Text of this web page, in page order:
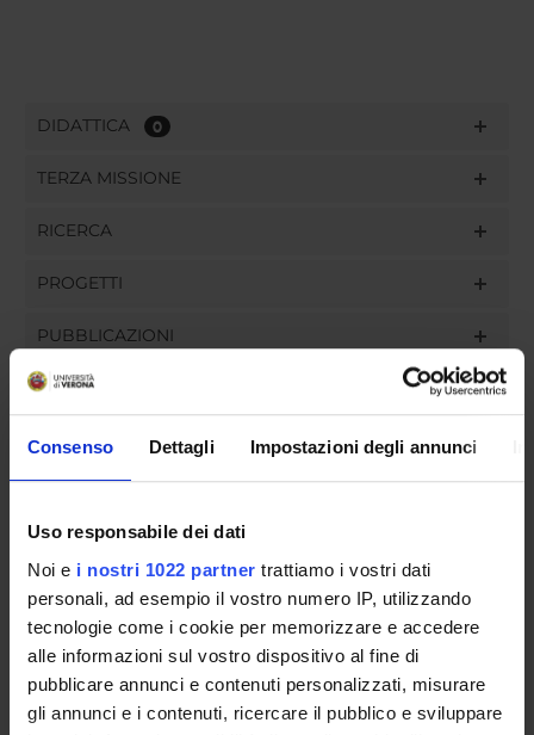
Consenso Dettagli Impostazioni degli annunci
Uso responsabile dei dati
Noi e i nostri 1022 partner trattiamo i vostri dati
personali, ad esempio il vostro numero IP, utilizzando
tecnologie come i cookie per memorizzare e accedere
alle informazioni sul vostro dispositivo al fine di
pubblicare annunci e contenuti personalizzati, misurare
gli annunci e i contenuti, ricercare il pubblico e sviluppare
DIDATTICA 0
TERZA MISSIONE
RICERCA
PROGETTI
PUBBLICAZIONI
INCARICHI
GOVERNANCE
COMMISSIONI
UFFICI E STRUTTURE DI SERVIZIO
SERVIZI DI SEGRETERIA STUDENTI